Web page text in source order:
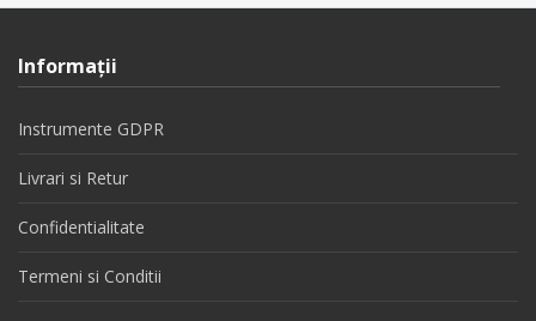
Informaţii
Instrumente GDPR
Livrari si Retur
Confidentialitate
Termeni si Conditii